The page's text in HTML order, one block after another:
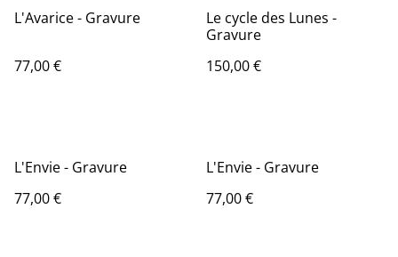
L'Avarice - Gravure
77,00 €
Le cycle des Lunes -
Gravure
150,00 €
L'Envie - Gravure
77,00 €
L'Envie - Gravure
77,00 €